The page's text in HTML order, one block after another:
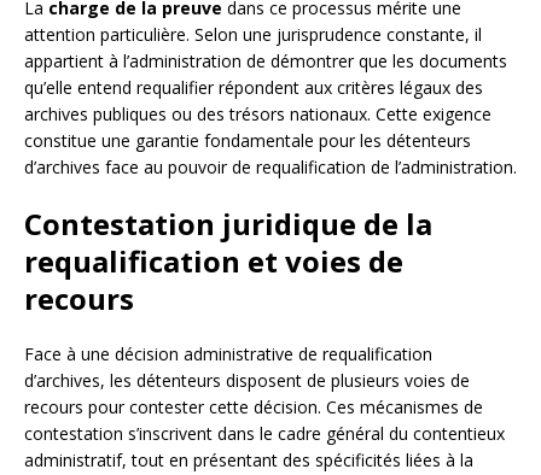
La charge de la preuve dans ce processus mérite une
attention particulière. Selon une jurisprudence constante, il
appartient à l’administration de démontrer que les documents
qu’elle entend requalifier répondent aux critères légaux des
archives publiques ou des trésors nationaux. Cette exigence
constitue une garantie fondamentale pour les détenteurs
d’archives face au pouvoir de requalification de l’administration.
Contestation juridique de la
requalification et voies de
recours
Face à une décision administrative de requalification
d’archives, les détenteurs disposent de plusieurs voies de
recours pour contester cette décision. Ces mécanismes de
contestation s’inscrivent dans le cadre général du contentieux
administratif, tout en présentant des spécificités liées à la